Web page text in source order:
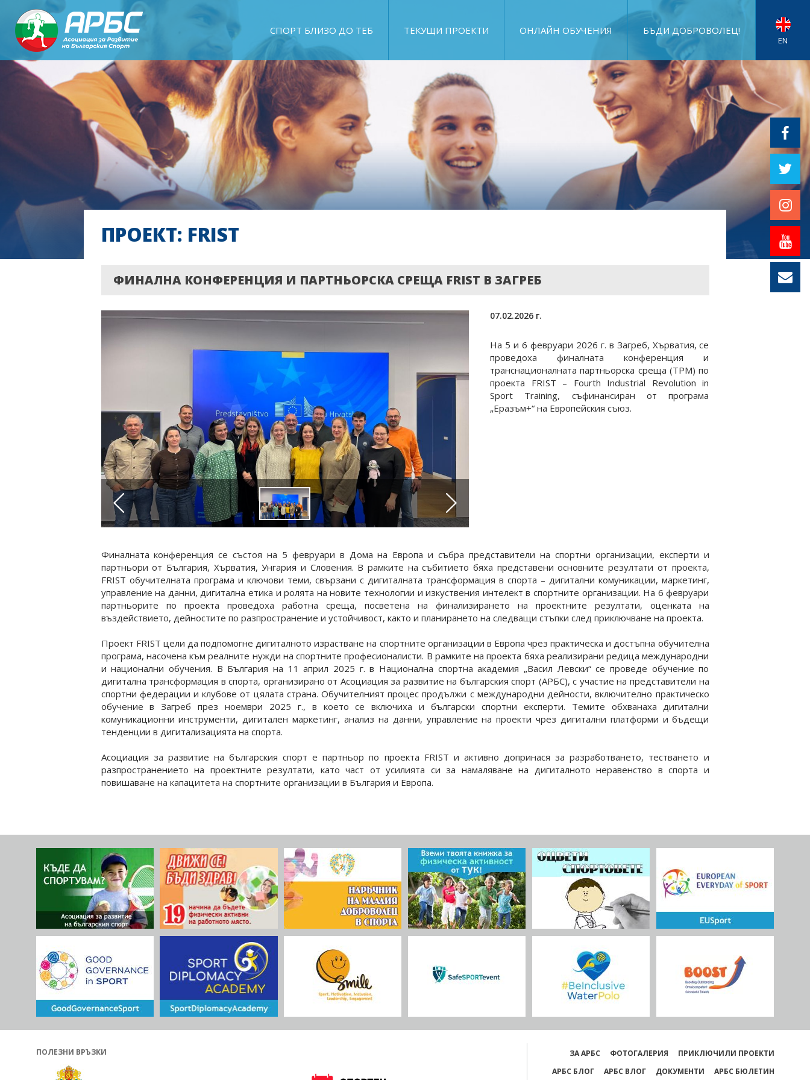
СПОРТ БЛИЗО ДО ТЕБ ТЕКУЩИ ПРОЕКТИ ОНЛАЙН ОБУЧЕНИЯ БЪДИ ДОБРОВОЛЕЦ!
EN
ПРОЕКТ: FRIST
ФИНАЛНА КОНФЕРЕНЦИЯ И ПАРТНЬОРСКА СРЕЩА FRIST В ЗАГРЕБ
07.02.2026 г.
На 5 и 6 февруари 2026 г. в Загреб, Хърватия, се
проведоха финалната конференция и
транснационалната партньорска среща (TPM) по
проекта FRIST – Fourth Industrial Revolution in
Sport Training, съфинансиран от програма
„Еразъм+“ на Европейския съюз.
Финалната конференция се състоя на 5 февруари в Дома на Европа и събра представители на спортни организации, експерти и
партньори от България, Хърватия, Унгария и Словения. В рамките на събитието бяха представени основните резултати от проекта,
FRIST обучителната програма и ключови теми, свързани с дигиталната трансформация в спорта – дигитални комуникации, маркетинг,
управление на данни, дигитална етика и ролята на новите технологии и изкуствения интелект в спортните организации. На 6 февруари
партньорите по проекта проведоха работна среща, посветена на финализирането на проектните резултати, оценката на
въздействието, дейностите по разпространение и устойчивост, както и планирането на следващи стъпки след приключване на проекта.
Проект FRIST цели да подпомогне дигиталното израстване на спортните организации в Европа чрез практическа и достъпна обучителна
програма, насочена към реалните нужди на спортните професионалисти. В рамките на проекта бяха реализирани редица международни
и национални обучения. В България на 11 април 2025 г. в Национална спортна академия „Васил Левски“ се проведе обучение по
дигитална трансформация в спорта, организирано от Асоциация за развитие на българския спорт (АРБС), с участие на представители на
спортни федерации и клубове от цялата страна. Обучителният процес продължи с международни дейности, включително практическо
обучение в Загреб през ноември 2025 г., в което се включиха и български спортни експерти. Темите обхванаха дигитални
комуникационни инструменти, дигитален маркетинг, анализ на данни, управление на проекти чрез дигитални платформи и бъдещи
тенденции в дигитализацията на спорта.
Асоциация за развитие на българския спорт е партньор по проекта FRIST и активно допринася за разработването, тестването и
разпространението на проектните резултати, като част от усилията си за намаляване на дигиталното неравенство в спорта и
повишаване на капацитета на спортните организации в България и Европа.
ПОЛЕЗНИ ВРЪЗКИ ЗА АРБС ФОТОГАЛЕРИЯ
ПРИКЛЮЧИЛИ ПРОЕКТИ
АРБС БЛОГ
АРБС ВЛОГ ДОКУМЕНТИ АРБС БЮЛЕТИН